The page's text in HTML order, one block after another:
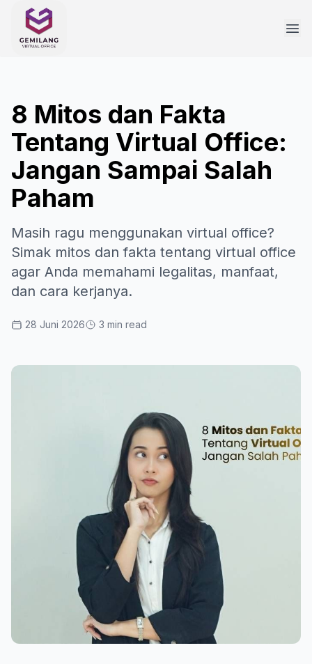
8 Mitos dan Fakta
Tentang Virtual Office:
Jangan Sampai Salah
Paham
Masih ragu menggunakan virtual office?
Simak mitos dan fakta tentang virtual office
agar Anda memahami legalitas, manfaat,
dan cara kerjanya.
28 Juni 2026 3 min read